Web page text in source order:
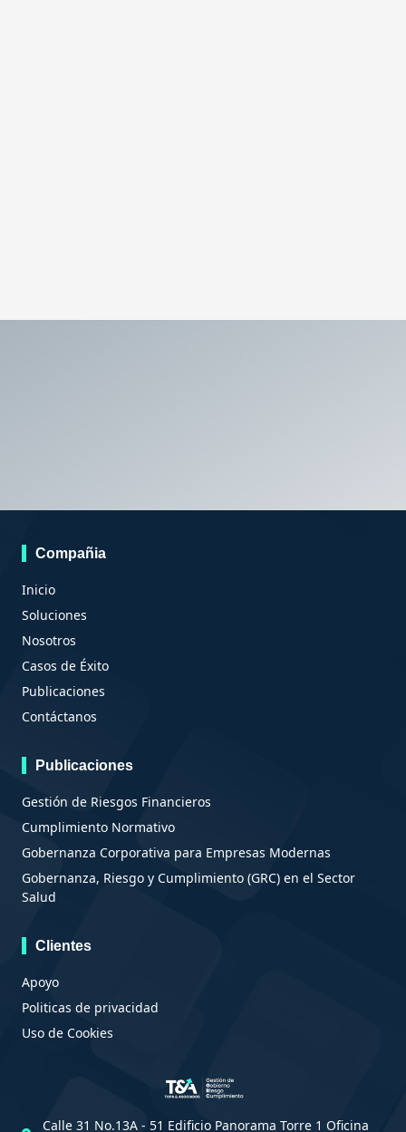
Compañia
Inicio
Soluciones
Nosotros
Casos de Éxito
Publicaciones
Contáctanos
Publicaciones
Gestión de Riesgos Financieros
Cumplimiento Normativo
Gobernanza Corporativa para Empresas Modernas
Gobernanza, Riesgo y Cumplimiento (GRC) en el Sector
Salud
Clientes
Apoyo
Politicas de privacidad
Uso de Cookies
Calle 31 No.13A - 51 Edificio Panorama Torre 1 Oficina